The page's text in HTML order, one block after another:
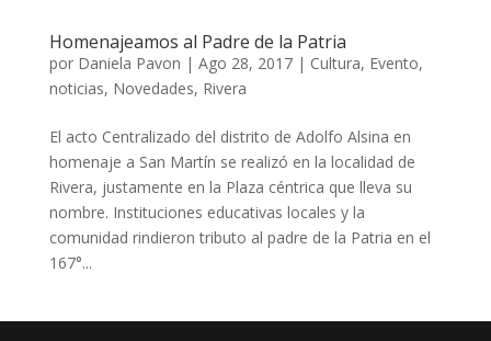
Homenajeamos al Padre de la Patria
por Daniela Pavon | Ago 28, 2017| Cultura, Evento,
noticias, Novedades, Rivera
El acto Centralizado del distrito de Adolfo Alsina en
homenaje a San Martín se realizó en la localidad de
Rivera, justamente en la Plaza céntrica que lleva su
nombre. Instituciones educativas locales y la
comunidad rindieron tributo al padre de la Patria en el
167°...